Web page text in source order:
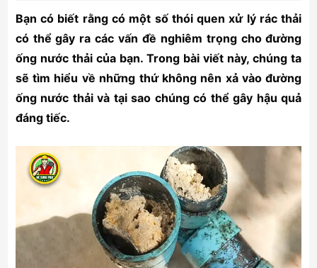
Bạn có biết rằng có một số thói quen xử lý rác thải
có thể gây ra các vấn đề nghiêm trọng cho đường
ống nước thải của bạn. Trong bài viết này, chúng ta
sẽ tìm hiểu về những thứ không nên xả vào đường
ống nước thải và tại sao chúng có thể gây hậu quả
đáng tiếc.